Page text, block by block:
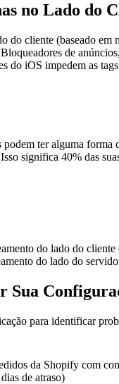
no Lado do
do cliente (baseado em
de
do iOS impedem as
ter alguma forma
significa 40% das
do lado do cliente
do lado do
Sua
para identificar
da Shopify com
de atraso)